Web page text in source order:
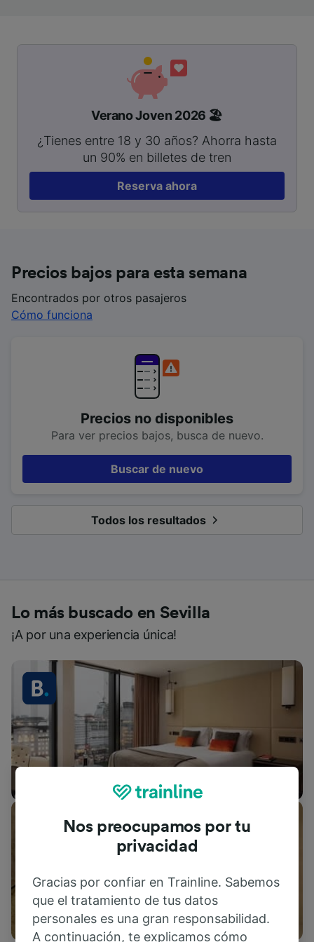
Verano Joven 2026 🏖️
¿Tienes entre 18 y 30 años? Ahorra hasta
un 90% en billetes de tren
Reserva ahora
Precios bajos para esta semana
Encontrados por otros pasajeros
Cómo funciona
Precios no disponibles
Para ver precios bajos, busca de nuevo.
Buscar de nuevo
Todos los resultados
Lo más buscado en Sevilla
¡A por una experiencia única!
Actividades
Nos preocupamos por tu
privacidad
Gracias por confiar en Trainline. Sabemos
que el tratamiento de tus datos
personales es una gran responsabilidad.
A continuación, te explicamos cómo